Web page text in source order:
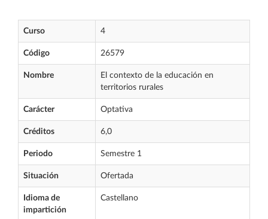
Curso 4
Código 26579
Nombre
El contexto de la educación en
territorios rurales
Carácter Optativa
Créditos 6,0
Periodo Semestre 1
Situación Ofertada
Idioma de
impartición
Castellano